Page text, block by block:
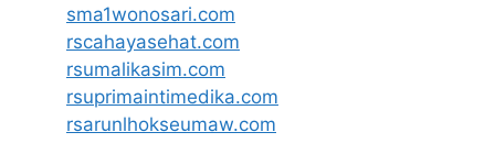
sma1wonosari.com
rscahayasehat.com
rsumalikasim.com
rsuprimaintimedika.com
rsarunlhokseumaw.com